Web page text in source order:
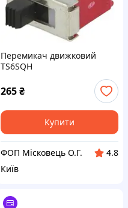
Перемикач движковий
TS6SQH
265₴
Купити
ФОП Місковець О.Г.
4.8
Київ